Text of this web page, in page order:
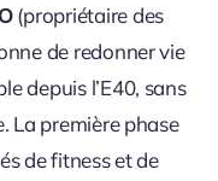
(propriétaire des
de redonner vie
depuis l’E40, sans
La première phase
de fitness et de